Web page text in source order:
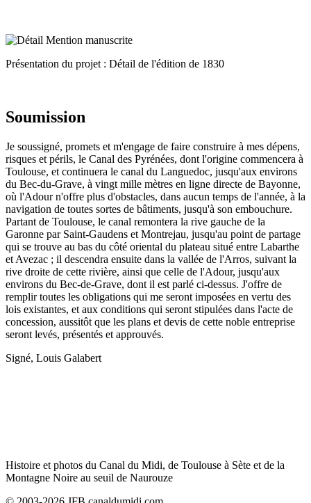
Présentation du projet : Détail de l'édition de 1830
Soumission
Je soussigné, promets et m'engage de faire construire à mes dépens,
risques et périls, le Canal des Pyrénées, dont l'origine commencera à
Toulouse, et continuera le canal du Languedoc, jusqu'aux environs
du Bec-du-Grave, à vingt mille mètres en ligne directe de Bayonne,
où l'Adour n'offre plus d'obstacles, dans aucun temps de l'année, à la
navigation de toutes sortes de bâtiments, jusqu'à son embouchure.
Partant de Toulouse, le canal remontera la rive gauche de la
Garonne par Saint-Gaudens et Montrejau, jusqu'au point de partage
qui se trouve au bas du côté oriental du plateau situé entre Labarthe
et Avezac ; il descendra ensuite dans la vallée de l'Arros, suivant la
rive droite de cette rivière, ainsi que celle de l'Adour, jusqu'aux
environs du Bec-de-Grave, dont il est parlé ci-dessus. J'offre de
remplir toutes les obligations qui me seront imposées en vertu des
lois existantes, et aux conditions qui seront stipulées dans l'acte de
concession, aussitôt que les plans et devis de cette noble entreprise
seront levés, présentés et approuvés.
Signé, Louis Galabert
Histoire et photos du Canal du Midi, de Toulouse à Sète et de la
Montagne Noire au seuil de Naurouze